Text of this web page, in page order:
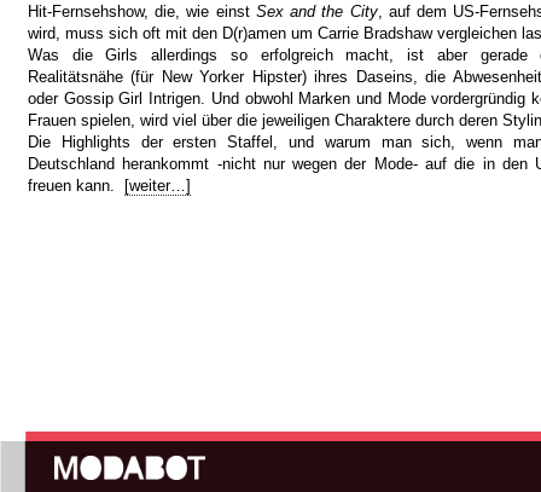
Hit-Fernsehshow, die, wie einst Sex and the City, auf dem US-
wird, muss sich oft mit den D(r)amen um Carrie Bradshaw vergleichen
Was die Girls allerdings so erfolgreich macht, ist aber gerade
Realitätsnähe (für New Yorker Hipster) ihres Daseins, die
oder Gossip Girl Intrigen. Und obwohl Marken und Mode vordergründig
Frauen spielen, wird viel über die jeweiligen Charaktere durch deren
Die Highlights der ersten Staffel, und warum man sich, wenn
Deutschland herankommt -nicht nur wegen der Mode- auf die in den
freuen kann.
[weiter…]
Hauptmenü